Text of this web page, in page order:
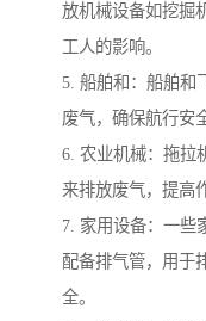
放机械设备如挖掘
工人的影响。
5. 船舶和：船舶和
废气，确保航行安
6. 农业机械：拖拉
来排放废气，提高
7. 家用设备：一些
配备排气管，用于
全。